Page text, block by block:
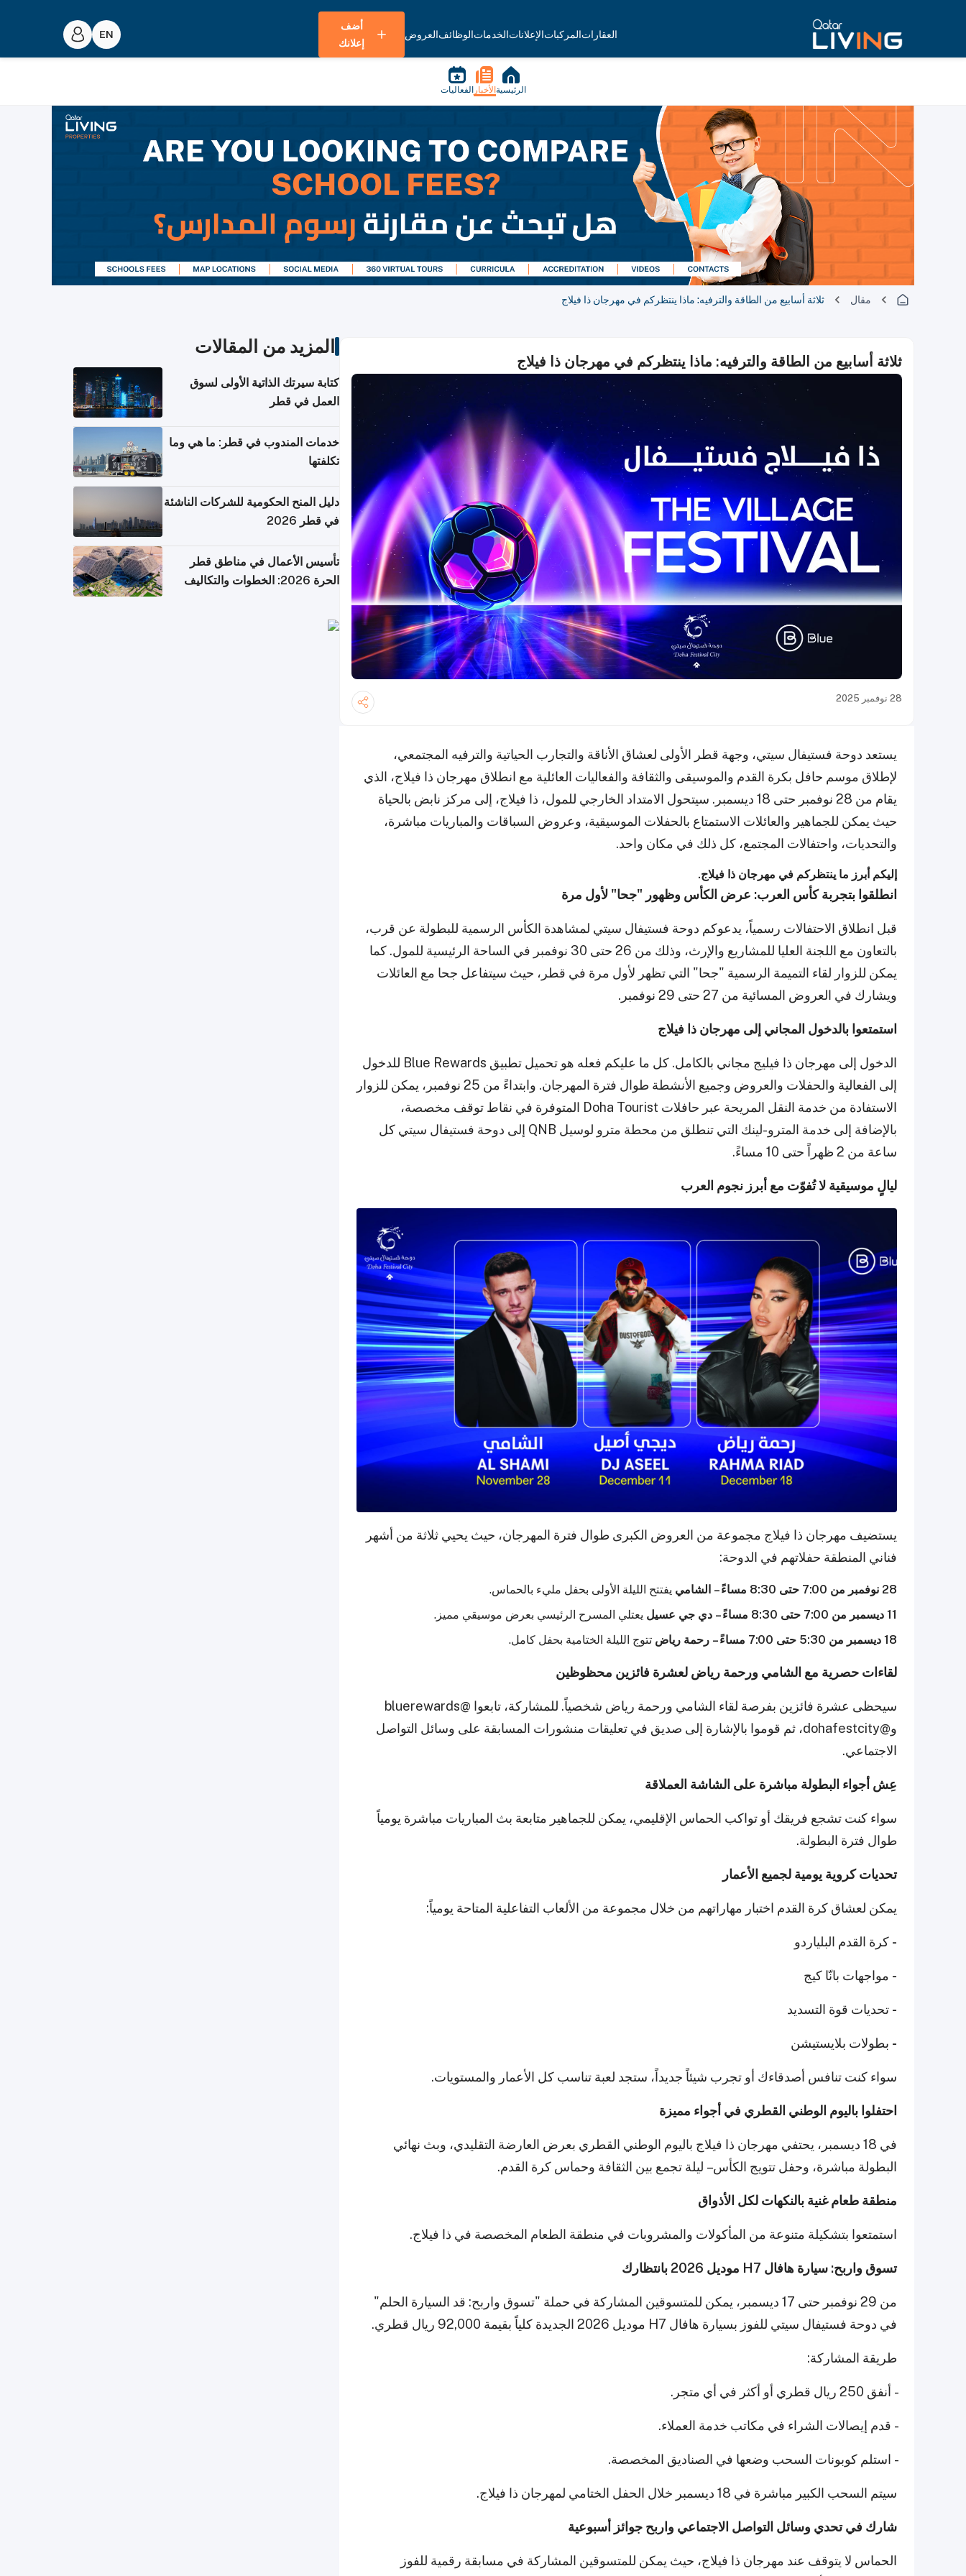
العقاراتالمركباتالإعلاناتالخدماتالوظائفالعروض
أضف
إعلانك
الرئيسية الأخبار الفعاليات
مقال ثلاثة أسابيع من الطاقة والترفيه: ماذا ينتظركم في مهرجان ذا فيلاج
ثلاثة أسابيع من الطاقة والترفيه: ماذا ينتظركم في مهرجان ذا فيلاج
28 نوفمبر 2025
يستعد دوحة فستيفال سيتي، وجهة قطر الأولى لعشاق الأناقة والتجارب الحياتية والترفيه المجتمعي،
لإطلاق موسم حافل بكرة القدم والموسيقى والثقافة والفعاليات العائلية مع انطلاق مهرجان ذا فيلاج، الذي
يقام من 28 نوفمبر حتى 18 ديسمبر. سيتحول الامتداد الخارجي للمول، ذا فيلاج، إلى مركز نابض بالحياة
حيث يمكن للجماهير والعائلات الاستمتاع بالحفلات الموسيقية، وعروض السباقات والمباريات مباشرة،
والتحديات، واحتفالات المجتمع، كل ذلك في مكان واحد.
إليكم أبرز ما ينتظركم في مهرجان ذا فيلاج.
انطلقوا بتجربة كأس العرب: عرض الكأس وظهور "جحا" لأول مرة
قبل انطلاق الاحتفالات رسمياً، يدعوكم دوحة فستيفال سيتي لمشاهدة الكأس الرسمية للبطولة عن قرب،
بالتعاون مع اللجنة العليا للمشاريع والإرث، وذلك من 26 حتى 30 نوفمبر في الساحة الرئيسية للمول. كما
يمكن للزوار لقاء التميمة الرسمية "جحا" التي تظهر لأول مرة في قطر، حيث سيتفاعل جحا مع العائلات
ويشارك في العروض المسائية من 27 حتى 29 نوفمبر.
استمتعوا بالدخول المجاني إلى مهرجان ذا فيلاج
الدخول إلى مهرجان ذا فيليج مجاني بالكامل. كل ما عليكم فعله هو تحميل تطبيق Blue Rewards للدخول
إلى الفعالية والحفلات والعروض وجميع الأنشطة طوال فترة المهرجان. وابتداءً من 25 نوفمبر، يمكن للزوار
الاستفادة من خدمة النقل المريحة عبر حافلات Doha Tourist المتوفرة في نقاط توقف مخصصة،
بالإضافة إلى خدمة المترو-لينك التي تنطلق من محطة مترو لوسيل QNB إلى دوحة فستيفال سيتي كل
ساعة من 2 ظهراً حتى 10 مساءً.
ليالٍ موسيقية لا تُفوّت مع أبرز نجوم العرب
يستضيف مهرجان ذا فيلاج مجموعة من العروض الكبرى طوال فترة المهرجان، حيث يحيي ثلاثة من أشهر
فناني المنطقة حفلاتهم في الدوحة:
28 نوفمبر من 7:00 حتى 8:30 مساءً – الشامي
يفتتح الليلة الأولى بحفل مليء بالحماس.
11 ديسمبر من 7:00 حتى 8:30 مساءً – دي جي عسيل
يعتلي المسرح الرئيسي بعرض موسيقي مميز.
18 ديسمبر من 5:30 حتى 7:00 مساءً – رحمة رياض
تتوج الليلة الختامية بحفل كامل.
لقاءات حصرية مع الشامي ورحمة رياض لعشرة فائزين محظوظين
سيحظى عشرة فائزين بفرصة لقاء الشامي ورحمة رياض شخصياً. للمشاركة، تابعوا @bluerewards
و@dohafestcity، ثم قوموا بالإشارة إلى صديق في تعليقات منشورات المسابقة على وسائل التواصل
الاجتماعي.
عِش أجواء البطولة مباشرة على الشاشة العملاقة
سواء كنت تشجع فريقك أو تواكب الحماس الإقليمي، يمكن للجماهير متابعة بث المباريات مباشرة يومياً
طوال فترة البطولة.
تحديات كروية يومية لجميع الأعمار
يمكن لعشاق كرة القدم اختبار مهاراتهم من خلال مجموعة من الألعاب التفاعلية المتاحة يومياً:
- كرة القدم البلياردو
- مواجهات بانّا كيج
- تحديات قوة التسديد
- بطولات بلايستيشن
سواء كنت تنافس أصدقاءك أو تجرب شيئاً جديداً، ستجد لعبة تناسب كل الأعمار والمستويات.
احتفلوا باليوم الوطني القطري في أجواء مميزة
في 18 ديسمبر، يحتفي مهرجان ذا فيلاج باليوم الوطني القطري بعرض العارضة التقليدي، وبث نهائي
البطولة مباشرة، وحفل تتويج الكأس – ليلة تجمع بين الثقافة وحماس كرة القدم.
منطقة طعام غنية بالنكهات لكل الأذواق
استمتعوا بتشكيلة متنوعة من المأكولات والمشروبات في منطقة الطعام المخصصة في ذا فيلاج.
تسوق واربح: سيارة هافال H7 موديل 2026 بانتظارك
من 29 نوفمبر حتى 17 ديسمبر، يمكن للمتسوقين المشاركة في حملة "تسوق واربح: قد السيارة الحلم"
في دوحة فستيفال سيتي للفوز بسيارة هافال H7 موديل 2026 الجديدة كلياً بقيمة 92,000 ريال قطري.
طريقة المشاركة:
- أنفق 250 ريال قطري أو أكثر في أي متجر.
- قدم إيصالات الشراء في مكاتب خدمة العملاء.
- استلم كوبونات السحب وضعها في الصناديق المخصصة.
سيتم السحب الكبير مباشرة في 18 ديسمبر خلال الحفل الختامي لمهرجان ذا فيلاج.
شارك في تحدي وسائل التواصل الاجتماعي واربح جوائز أسبوعية
الحماس لا يتوقف عند مهرجان ذا فيلاج، حيث يمكن للمتسوقين المشاركة في مسابقة رقمية للفوز
المزيد من المقالات
كتابة سيرتك الذاتية الأولى لسوق
العمل في قطر
خدمات المندوب في قطر: ما هي وما
تكلفتها
دليل المنح الحكومية للشركات الناشئة
في قطر 2026
تأسيس الأعمال في مناطق قطر
الحرة 2026: الخطوات والتكاليف